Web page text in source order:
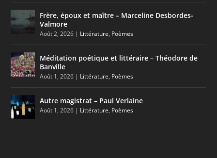
Frère, époux et maître – Marceline Desbordes-
Valmore
Août 2, 2026 | Littérature, Poèmes
Méditation poétique et littéraire – Théodore de
Banville
Août 1, 2026 | Littérature, Poèmes
Autre magistrat – Paul Verlaine
Août 1, 2026 | Littérature, Poèmes